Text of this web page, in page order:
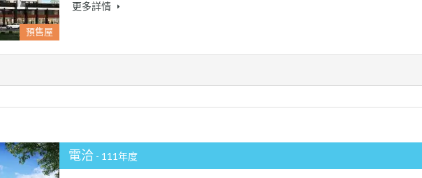
預售屋
更多詳情
電洽 - 111年度